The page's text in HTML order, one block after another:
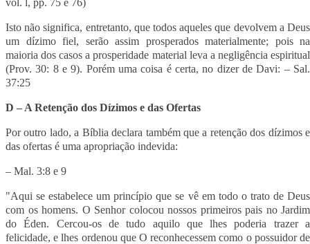
vol. l, pp. 75 e 76)
Isto não significa, entretanto, que todos aqueles que devolvem a Deus
um dízimo fiel, serão assim prosperados materialmente; pois na
maioria dos casos a prosperidade material leva a negligência espiritual
(Prov. 30: 8 e 9). Porém uma coisa é certa, no dizer de Davi: – Sal.
37:25
D – A Retenção dos Dízimos e das Ofertas
Por outro lado, a Bíblia declara também que a retenção dos dízimos e
das ofertas é uma apropriação indevida:
– Mal. 3:8 e 9
"Aqui se estabelece um princípio que se vê em todo o trato de Deus
com os homens. O Senhor colocou nossos primeiros pais no Jardim
do Éden. Cercou-os de tudo aquilo que lhes poderia trazer a
felicidade, e lhes ordenou que O reconhecessem como o possuidor de